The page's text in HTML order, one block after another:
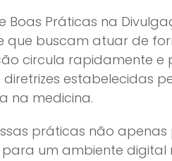
Boas Práticas na
que buscam atuar de
circula rapidamente e
diretrizes estabelecidas
na medicina.
práticas não
um ambiente digital